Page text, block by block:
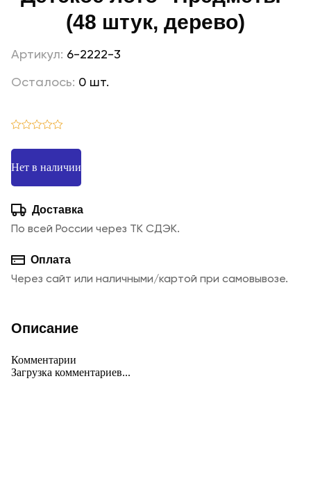
(48 штук, дерево)
Артикул: 6-2222-3
Осталось: 0 шт.
Нет в наличии
Доставка
По всей России через ТК СДЭК.
Оплата
Через сайт или наличными/картой при самовывозе.
Описание
Комментарии
Загрузка комментариев...